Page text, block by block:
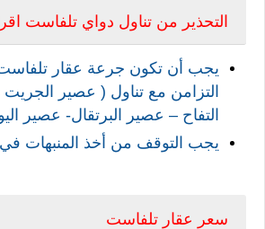
التحذير من تناول دواي تلفاست
يجب أن تكون جرعة عقار
التزامن مع تناول ( عصير
التفاح – عصير البرتقال- عصير
يجب التوقف من أخذ المنبهات في
سعر عقار تلفاست